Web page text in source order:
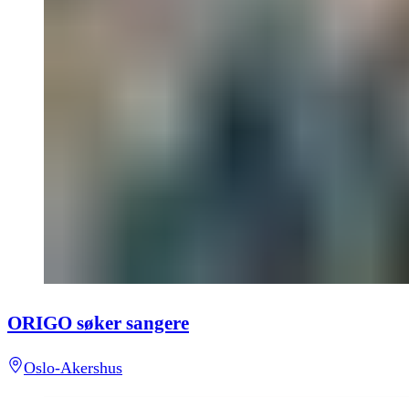
ORIGO søker sangere
Oslo-Akershus